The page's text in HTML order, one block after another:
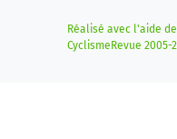
Réalisé avec l'aide de
CyclismeRevue 2005-